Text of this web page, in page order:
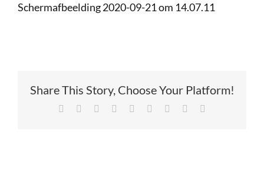
Schermafbeelding 2020-09-21 om 14.07.11
Share This Story, Choose Your Platform!
Facebook Reddit LinkedIn
TumblrPinterest Xing